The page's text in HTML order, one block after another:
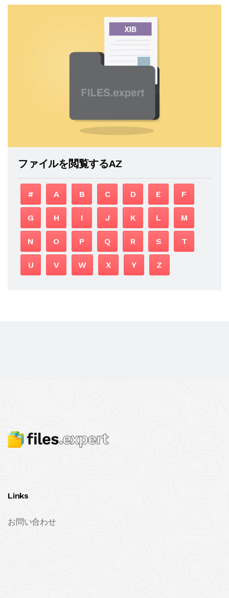
ファイルを閲覧するAZ
# A B C D E F
G H I J K L M
N O P Q R S T
U V W X Y Z
Links
お問い合わせ